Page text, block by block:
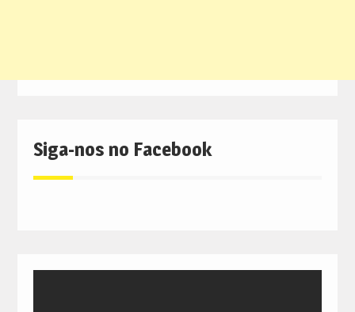
Siga-nos no Facebook